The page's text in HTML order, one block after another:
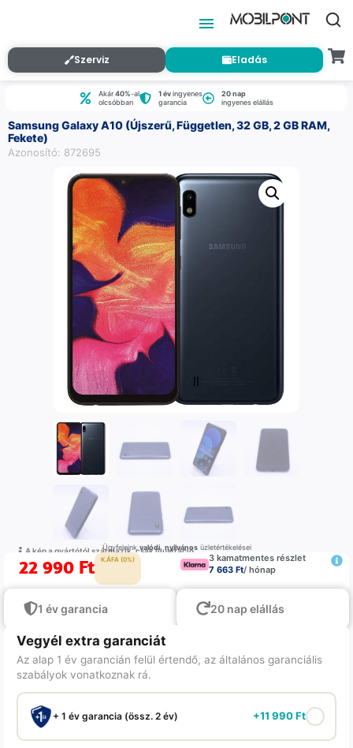
Szerviz Eladás
Akár40%-al
olcsóbban
1 évingyenes
garancia
20 nap
ingyenes elállás
Samsung Galaxy A10 (Újszerű, Független, 32 GB, 2 GB RAM,
Fekete)
Azonosító: 872695
A kép a gyártótól származik, csak illustráció
Ügyfeleinkvalódi,nyilvánosüzletértékelései
22 990 Ft K.ÁFA (0%)
3 kamatmentes részlet
7 663 Ft/ hónap
1 év garancia 20 nap elállás
Vegyél extra garanciát
Az alap 1 év garancián felül értendő, az általános garanciális
szabályok vonatkoznak rá.
+ 1 év garancia (össz. 2 év) +11 990Ft